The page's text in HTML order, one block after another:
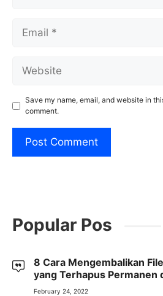
Email
Website
Save my name, email, and website in
comment.
Popular Pos
8 Cara Mengembalikan
yang Terhapus Permanen
February 24, 2022